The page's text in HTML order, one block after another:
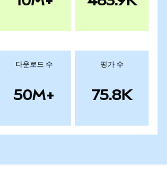
다운로드 수
50M+
평가 수
75.8K